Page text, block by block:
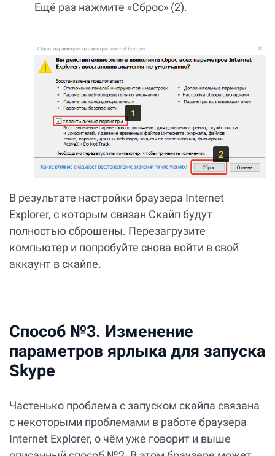
Ещё раз нажмите «Сброс» (2).
В результате настройки браузера Internet
Explorer, с которым связан Скайп будут
полностью сброшены. Перезагрузите
компьютер и попробуйте снова войти в свой
аккаунт в скайпе.
Способ №3. Изменение
параметров ярлыка для запуска
Skype
Частенько проблема с запуском скайпа связана
с некоторыми проблемами в работе браузера
Internet Explorer, о чём уже говорит и выше